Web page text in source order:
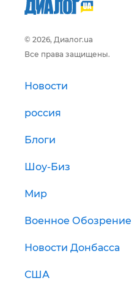
© 2026, Диалог.ua
Все права защищены.
Новости
россия
Блоги
Шоу-Биз
Мир
Военное Обозрение
Новости Донбасса
США